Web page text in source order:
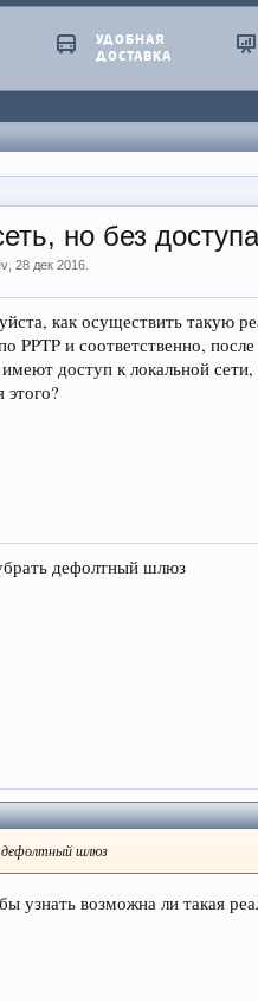
но без
,28 дек 2016
как осуществить такую
PPTP и соответственно,
доступ к локальной сети,
дефолтный шлюз
дефолтный шлюз
узнать возможна ли такая
УДОБНАЯ
ДОСТАВКА